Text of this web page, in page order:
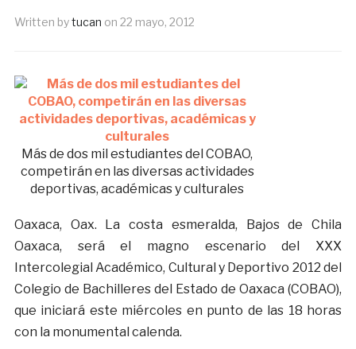
Written bytucan on 22 mayo, 2012
Más de dos mil estudiantes del COBAO,
competirán en las diversas actividades
deportivas, académicas y culturales
Oaxaca, Oax. La costa esmeralda, Bajos de Chila
Oaxaca, será el magno escenario del XXX
Intercolegial Académico, Cultural y Deportivo 2012 del
Colegio de Bachilleres del Estado de Oaxaca (COBAO),
que iniciará este miércoles en punto de las 18 horas
con la monumental calenda.